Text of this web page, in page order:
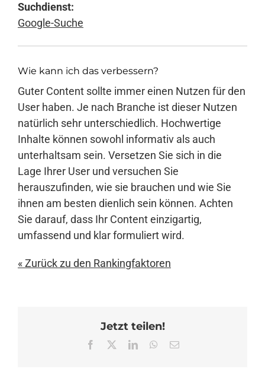
Suchdienst:
Google-Suche
Wie kann ich das verbessern?
Guter Content sollte immer einen Nutzen für den
User haben. Je nach Branche ist dieser Nutzen
natürlich sehr unterschiedlich. Hochwertige
Inhalte können sowohl informativ als auch
unterhaltsam sein. Versetzen Sie sich in die
Lage Ihrer User und versuchen Sie
herauszufinden, wie sie brauchen und wie Sie
ihnen am besten dienlich sein können. Achten
Sie darauf, dass Ihr Content einzigartig,
umfassend und klar formuliert wird.
« Zurück zu den Rankingfaktoren
Jetzt teilen!
Facebook LinkedInWhatsApp
E-